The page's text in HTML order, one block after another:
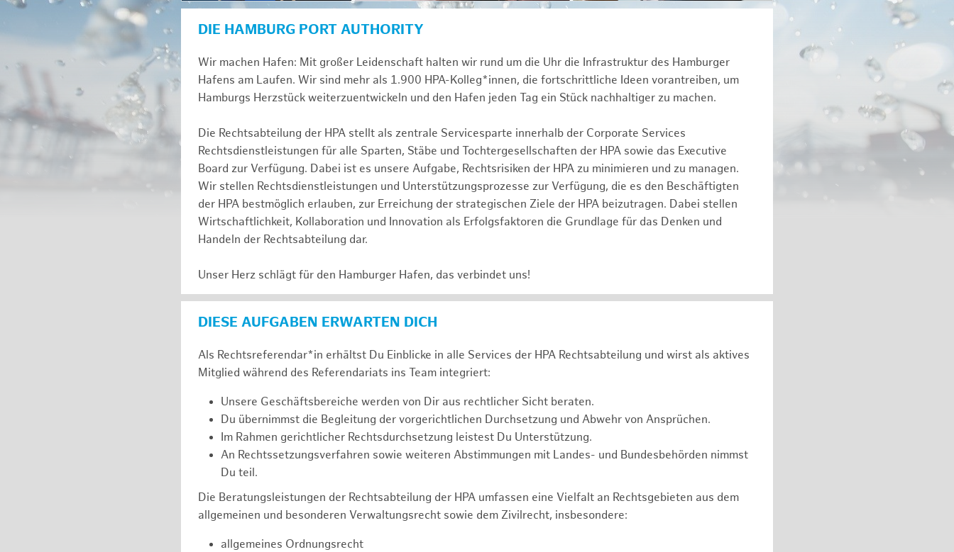
DIE HAMBURG PORT AUTHORITY
Wir machen Hafen: Mit großer Leidenschaft halten wir rund um die Uhr die Infrastruktur des Hamburger
Hafens am Laufen. Wir sind mehr als 1.900 HPA-Kolleg*innen, die fortschrittliche Ideen vorantreiben, um
Hamburgs Herzstück weiterzuentwickeln und den Hafen jeden Tag ein Stück nachhaltiger zu machen.
Die Rechtsabteilung der HPA stellt als zentrale Servicesparte innerhalb der Corporate Services
Rechtsdienstleistungen für alle Sparten, Stäbe und Tochtergesellschaften der HPA sowie das Executive
Board zur Verfügung. Dabei ist es unsere Aufgabe, Rechtsrisiken der HPA zu minimieren und zu managen.
Wir stellen Rechtsdienstleistungen und Unterstützungsprozesse zur Verfügung, die es den Beschäftigten
der HPA bestmöglich erlauben, zur Erreichung der strategischen Ziele der HPA beizutragen. Dabei stellen
Wirtschaftlichkeit, Kollaboration und Innovation als Erfolgsfaktoren die Grundlage für das Denken und
Handeln der Rechtsabteilung dar.
Unser Herz schlägt für den Hamburger Hafen, das verbindet uns!
DIESE AUFGABEN ERWARTEN DICH
Als Rechtsreferendar*in erhältst Du Einblicke in alle Services der HPA Rechtsabteilung und wirst als aktives
Mitglied während des Referendariats ins Team integriert:
Unsere Geschäftsbereiche werden von Dir aus rechtlicher Sicht beraten.
Du übernimmst die Begleitung der vorgerichtlichen Durchsetzung und Abwehr von Ansprüchen.
Im Rahmen gerichtlicher Rechtsdurchsetzung leistest Du Unterstützung.
An Rechtssetzungsverfahren sowie weiteren Abstimmungen mit Landes- und Bundesbehörden nimmst
Du teil.
Die Beratungsleistungen der Rechtsabteilung der HPA umfassen eine Vielfalt an Rechtsgebieten aus dem
allgemeinen und besonderen Verwaltungsrecht sowie dem Zivilrecht, insbesondere:
allgemeines Ordnungsrecht